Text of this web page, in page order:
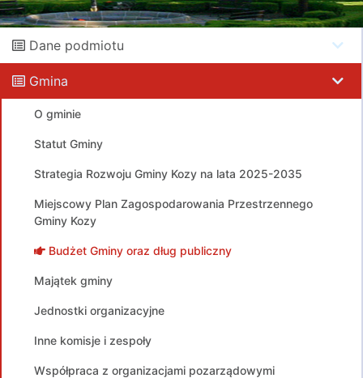
Dane podmiotu
Gmina
O gminie
Statut Gminy
Strategia Rozwoju Gminy Kozy na lata 2025-2035
Miejscowy Plan Zagospodarowania Przestrzennego
Gminy Kozy
Budżet Gminy oraz dług publiczny
Majątek gminy
Jednostki organizacyjne
Inne komisje i zespoły
Współpraca z organizacjami pozarządowymi